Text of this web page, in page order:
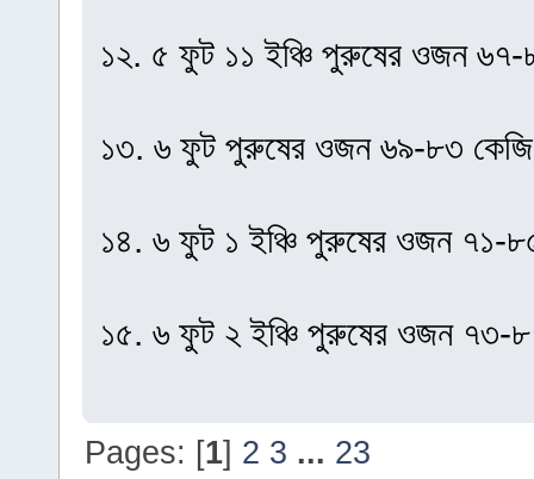
১২. ৫ ফুট ১১ ইঞ্চি পুরুষের ওজন ৬৭-
১৩. ৬ ফুট পুরুষের ওজন ৬৯-৮৩
১৪. ৬ ফুট ১ ইঞ্চি পুরুষের ওজন ৭১-
১৫. ৬ ফুট ২ ইঞ্চি পুরুষের ওজন ৭৩-
Pages: [1] 2 3 ... 23